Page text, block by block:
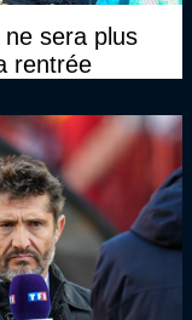
sera plus
rentrée